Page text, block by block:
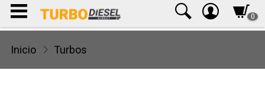
0
Inicio Turbos